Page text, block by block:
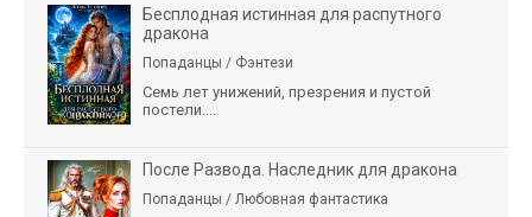
Бесплодная истинная для распутного
дракона
Попаданцы / Фэнтези
Семь лет унижений, презрения и пустой
постели....
После Развода. Наследник для дракона
Попаданцы / Любовная фантастика